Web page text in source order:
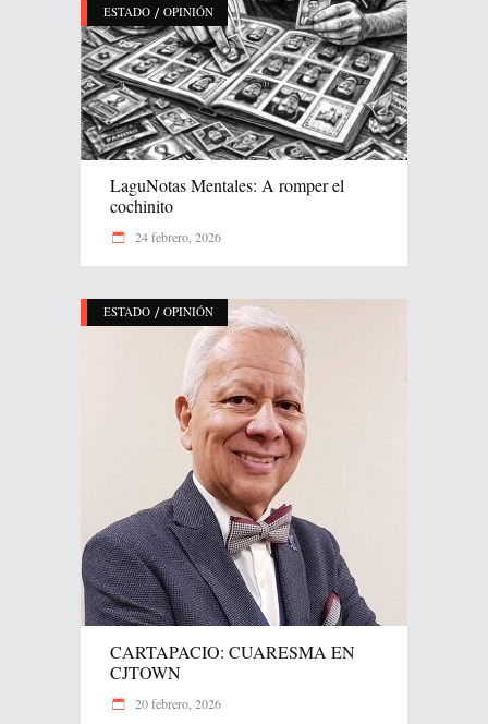
ESTADO / OPINIÓN
LaguNotas Mentales: A romper el
cochinito
24 febrero, 2026
ESTADO / OPINIÓN
CARTAPACIO: CUARESMA EN
CJTOWN
20 febrero, 2026